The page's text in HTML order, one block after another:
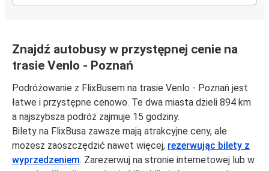
Znajdź autobusy w przystępnej cenie na
trasie Venlo - Poznań
Podróżowanie z FlixBusem na trasie Venlo - Poznań jest
łatwe i przystępne cenowo. Te dwa miasta dzieli 894 km
a najszybsza podróż zajmuje 15 godziny.
Bilety na FlixBusa zawsze mają atrakcyjne ceny, ale
możesz zaoszczędzić nawet więcej, rezerwując bilety z
wyprzedzeniem. Zarezerwuj na stronie internetowej lub w